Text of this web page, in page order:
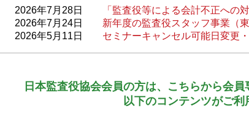
2026年7月28日
「監査役等による会計不正への
2026年7月24日
新年度の監査役スタッフ事業（
2026年5月11日
セミナーキャンセル可能日変更
日本監査役協会会員の方は、 こちらから会員
以下のコンテンツがご利